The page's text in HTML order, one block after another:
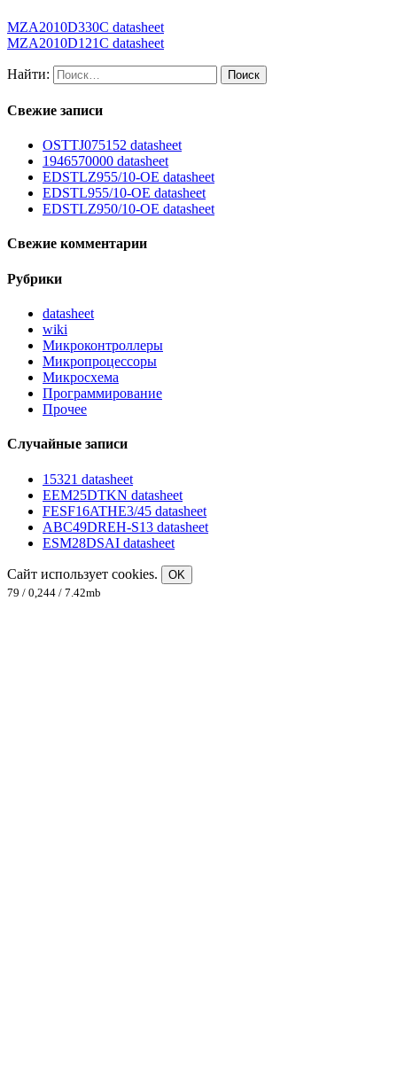
MZA2010D330C datasheet
MZA2010D121C datasheet
Найти:
Свежие записи
OSTTJ075152 datasheet
1946570000 datasheet
EDSTLZ955/10-OE datasheet
EDSTL955/10-OE datasheet
EDSTLZ950/10-OE datasheet
Свежие комментарии
Рубрики
datasheet
wiki
Микроконтроллеры
Микропроцессоры
Микросхема
Программирование
Прочее
Случайные записи
15321 datasheet
EEM25DTKN datasheet
FESF16ATHE3/45 datasheet
ABC49DREH-S13 datasheet
ESM28DSAI datasheet
Сайт использует cookies.
OK
79 / 0,244 / 7.42mb